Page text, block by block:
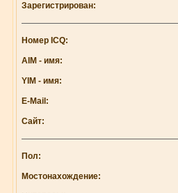
Зарегистрирован:
Номер ICQ:
AIM - имя:
YIM - имя:
E-Mail:
Сайт:
Пол:
Мостонахождение: